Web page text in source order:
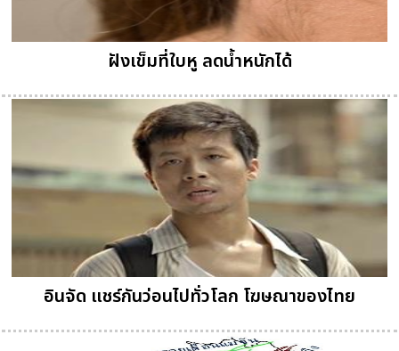
ฝังเข็มที่ใบหู ลดน้ำหนักได้
อินจัด แชร์กันว่อนไปทั่วโลก โฆษณาของไทย